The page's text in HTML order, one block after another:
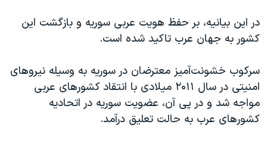
در این بیانیه، بر حفظ هویت عربی سوریه و بازگشت این
کشور به جهان عرب تاکید شده است.
سرکوب خشونت‌آمیز معترضان در سوریه به وسیله نیروهای
امنیتی در سال ۲۰۱۱ میلادی با انتقاد کشورهای عربی
مواجه شد و در پی آن، عضویت سوریه در اتحادیه
کشورهای عرب به حالت تعلیق درآمد.